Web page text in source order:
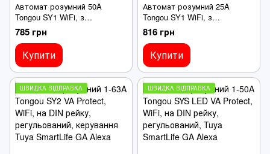
Автомат розумний 50A
Tongou SY1 WiFi, з
лічильником, на DIN рейку,
керування Tuya SmartLife GA
Alexa
785 грн
Купити
Автомат розумний 25A
Tongou SY1 WiFi, з
лічильником, на DIN рейку,
керування Tuya SmartLife GA
Alexa
816 грн
Купити
ШВИДКА ВІДПРАВКА ШВИДКА ВІДПРАВКА